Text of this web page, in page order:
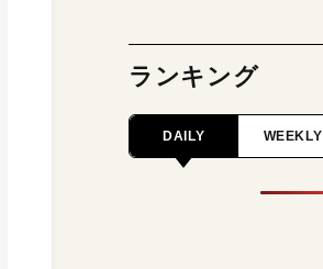
ランキング
DAILY WEEKLY